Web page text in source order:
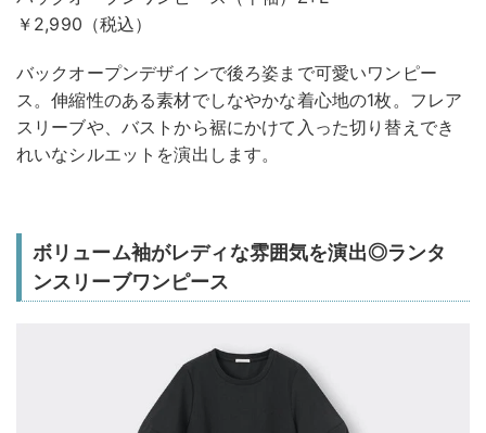
￥2,990（税込）
バックオープンデザインで後ろ姿まで可愛いワンピー
ス。伸縮性のある素材でしなやかな着心地の1枚。フレア
スリーブや、バストから裾にかけて入った切り替えでき
れいなシルエットを演出します。
ボリューム袖がレディな雰囲気を演出◎ランタ
ンスリーブワンピース